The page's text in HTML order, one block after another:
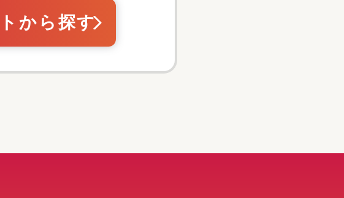
から探す